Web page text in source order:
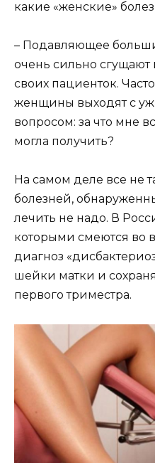
какие «женские»
– Подавляющее
очень сильно сгущают
своих пациенток.
женщины выходят с
вопросом: за что мне
могла получить?
На самом деле все не
болезней,
лечить не надо. В
которыми смеются во
диагноз
шейки матки и
первого триместра.